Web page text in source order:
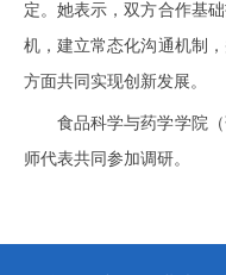
定。她表示，双方合作基
机，建立常态化沟通机制
方面共同实现创新发展。
食品科学与药学学院
师代表共同参加调研。